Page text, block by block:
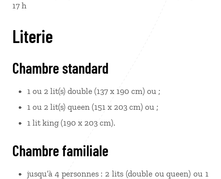
17 h
Literie
Chambre standard
1 ou 2 lit(s) double (137 x 190 cm) ou ;
1 ou 2 lit(s) queen (151 x 203 cm) ou ;
1 lit king (190 x 203 cm).
Chambre familiale
jusqu’à 4 personnes : 2 lits (double ou queen) ou 1